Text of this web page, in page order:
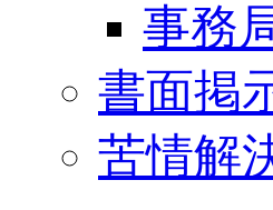
事務
書面掲
苦情解